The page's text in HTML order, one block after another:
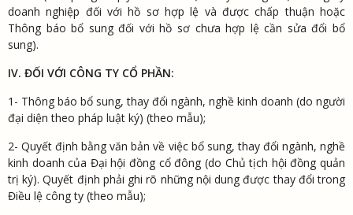
doanh nghiệp đối với hồ sơ hợp lệ và được chấp thuận hoặc
Thông báo bổ sung đối với hồ sơ chưa hợp lệ cần sửa đổi bổ
sung).
IV. ĐỐI VỚI CÔNG TY CỔ PHẦN:
1- Thông báo bổ sung, thay đổi ngành, nghề kinh doanh (do người
đại diện theo pháp luật ký) (theo mẫu);
2- Quyết định bằng văn bản về việc bổ sung, thay đổi ngành, nghề
kinh doanh của Đại hội đồng cổ đông (do Chủ tịch hội đồng quản
trị ký). Quyết định phải ghi rõ những nội dung được thay đổi trong
Điều lệ công ty (theo mẫu);